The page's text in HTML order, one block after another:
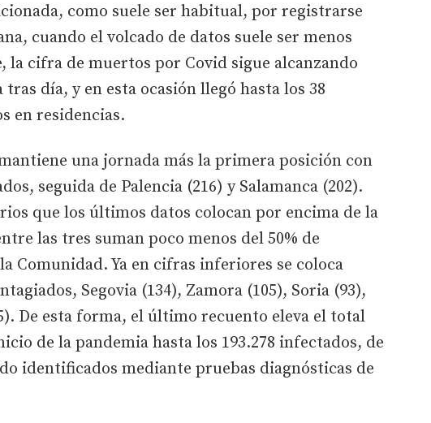
como suele ser habitual, por registrarse
cuando el volcado de datos suele ser menos
la cifra de muertos por Covid sigue alcanzando
día, y en esta ocasión llegó hasta los 38
en residencias.
una jornada más la primera posición con
seguida de Palencia (216) y Salamanca (202).
que los últimos datos colocan por encima de la
las tres suman poco menos del 50% de
Comunidad. Ya en cifras inferiores se coloca
Segovia (134), Zamora (105), Soria (93),
De esta forma, el último recuento eleva el total
de la pandemia hasta los 193.278 infectados, de
identificados mediante pruebas diagnósticas de